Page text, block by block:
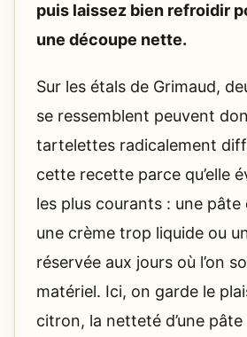
puis laissez bien refroidir
une découpe nette.
Sur les étals de Grimaud,
se ressemblent peuvent
tartelettes radicalement
cette recette parce qu’elle
les plus courants : une pâte
une crème trop liquide ou
réservée aux jours où l’on
matériel. Ici, on garde le
citron, la netteté d’une pâte